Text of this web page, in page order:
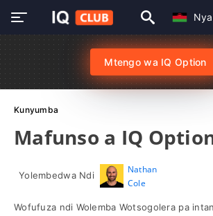
Mtengo wa IQ Option
Kunyumba
Mafunso a IQ
Yolembedwa Ndi
Nathan
Cole
Wofufuza ndi Wolemba Wotsogolera pa